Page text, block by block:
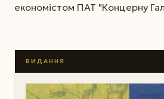
економістом ПАТ "Концерну
ВИДАННЯ